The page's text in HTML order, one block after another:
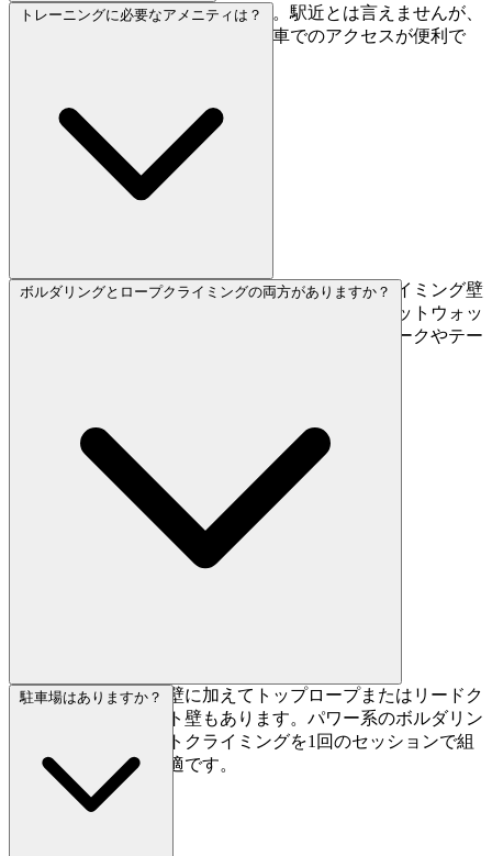
京王堀之内駅から徒歩約16分です。駅近とは言えませんが、
5〜8台分の無料駐車場があるので車でのアクセスが便利で
トレーニングに必要なアメニティは？
ロッカーと更衣室で荷物を安全に保管でき、クライミング壁
とは別の専用トレーニングエリアもあります。フットウォッ
シュステーションとギアショップも併設で、チョークやテー
ボルダリングとロープクライミングの両方がありますか？
はい、ボルダリング壁に加えてトップロープまたはリードク
ライミング用のルート壁もあります。パワー系のボルダリン
グと持久力系のルートクライミングを1回のセッションで組
み合わせたい方に最適です。
駐車場はありますか？